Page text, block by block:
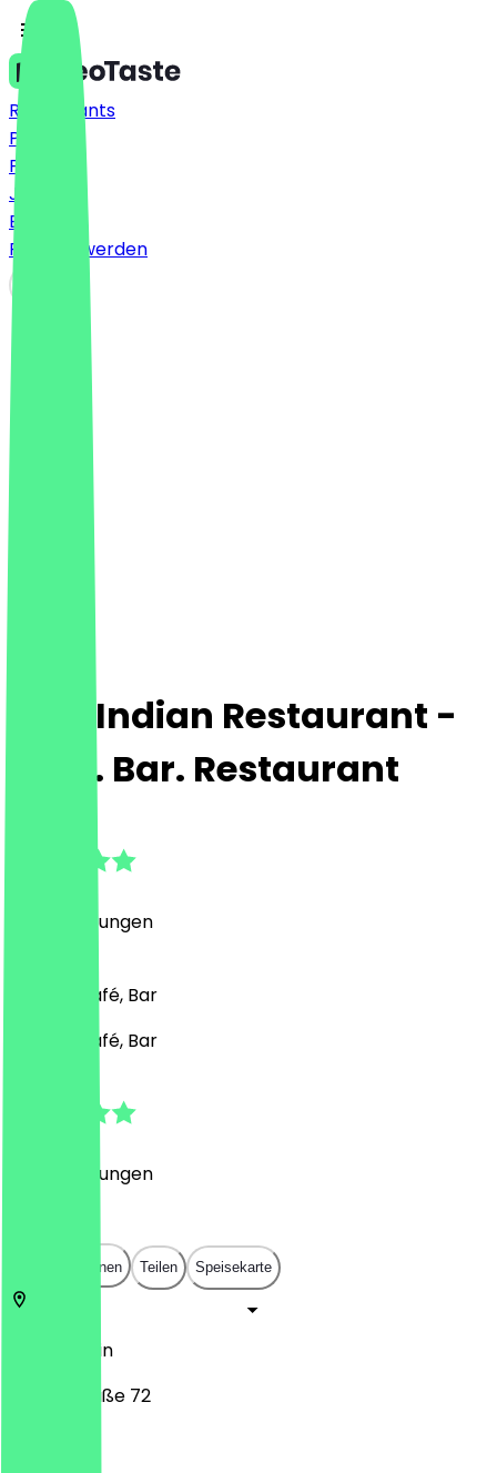
Restaurants
Preise
FAQ
Jobs
Blog
Partner werden
First Indian Restaurant -
Cafe. Bar. Restaurant
Bewertungen
Indisch, Café, Bar
Indisch, Café, Bar
Bewertungen
In App öffnen Teilen Speisekarte
Berlin
Wundtstraße 72